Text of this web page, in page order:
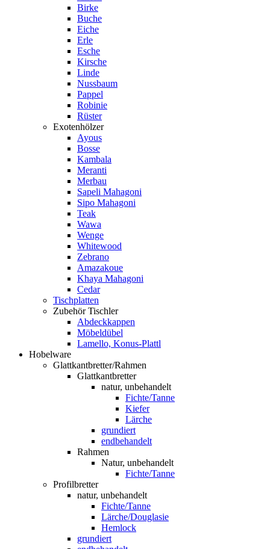
Birke
Buche
Eiche
Erle
Esche
Kirsche
Linde
Nussbaum
Pappel
Robinie
Rüster
Exotenhölzer
Ayous
Bosse
Kambala
Meranti
Merbau
Sapeli Mahagoni
Sipo Mahagoni
Teak
Wawa
Wenge
Whitewood
Zebrano
Amazakoue
Khaya Mahagoni
Cedar
Tischplatten
Zubehör Tischler
Abdeckkappen
Möbeldübel
Lamello, Konus-Plattl
Hobelware
Glattkantbretter/Rahmen
Glattkantbretter
natur, unbehandelt
Fichte/Tanne
Kiefer
Lärche
grundiert
endbehandelt
Rahmen
Natur, unbehandelt
Fichte/Tanne
Profilbretter
natur, unbehandelt
Fichte/Tanne
Lärche/Douglasie
Hemlock
grundiert